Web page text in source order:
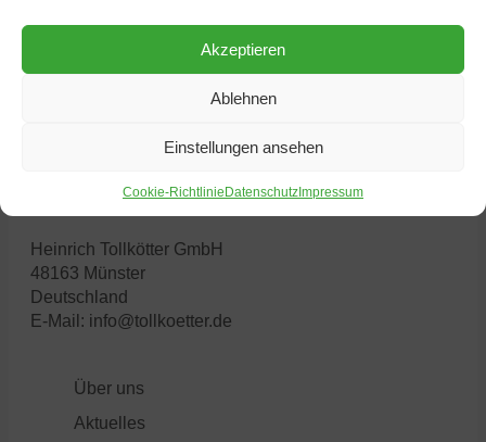
Akzeptieren
Ablehnen
Einstellungen ansehen
Cookie-RichtlinieDatenschutzImpressum
Heinrich Tollkötter GmbH
48163 Münster
Deutschland
E-Mail: info@tollkoetter.de
Über uns
Aktuelles